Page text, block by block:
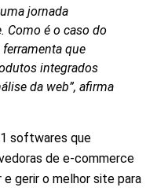
jornada
Como é o caso do
que
integrados
da web”, afirma
softwares que
de e-commerce
gerir o melhor site para